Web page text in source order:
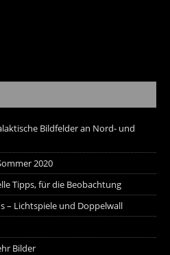
Bildfelder an Nord- und
2020
Tipps, für die Beobachtung
– Lichtspiele und Doppelwall
Bilder